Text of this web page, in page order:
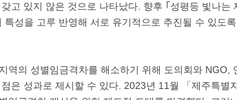
고 있지 않은 것으로 나타났다. 향후 ｢성평등 빛나
특성을 고루 반영해 서로 유기적으로 추진될 수 있도
역의 성별임금격차를 해소하기 위해 도의회와 NGO,
은 성과로 제시할 수 있다. 2023년 11월 「제주특별